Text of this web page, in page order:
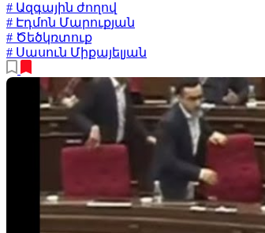
# Ազգային ժողով
# Էդմոն Մարուքյան
# Ծեծկռտուք
# Սասուն Միքայելյան